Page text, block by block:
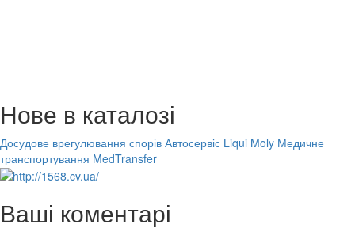
Нове в каталозі
Досудове врегулювання спорів Автосервіс Liqui Moly Медичне
транспортування MedTransfer
Ваші коментарі